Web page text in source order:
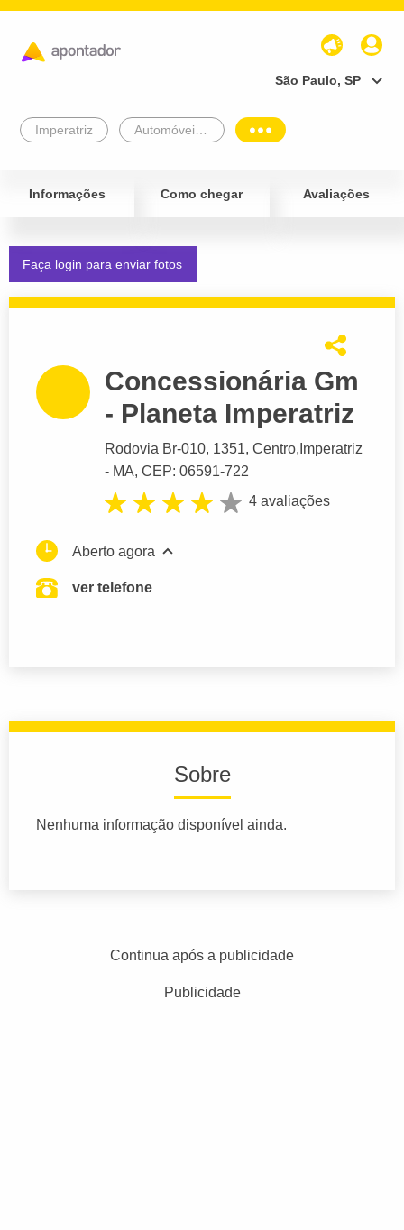
São Paulo, SP
Imperatriz
Informações Como chegar Avaliações
Faça login para enviar fotos
Concessionária Gm
- Planeta Imperatriz
Rodovia Br-010, 1351, Centro, Imperatriz
- MA, CEP: 06591-722
4 avaliações
Aberto agora
ver telefone
Sobre
Nenhuma informação disponível ainda.
Continua após a publicidade
Publicidade